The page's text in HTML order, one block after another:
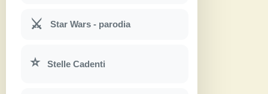
⚔ Star Wars - parodia
⭐ Stelle Cadenti